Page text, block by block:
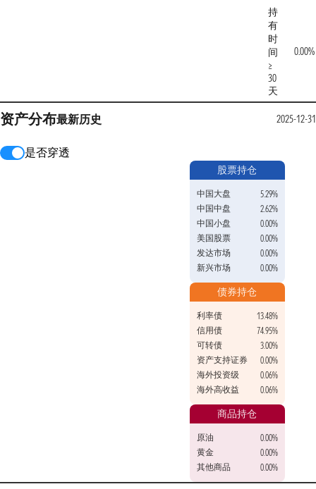
持
有
时
间
≥
30
天
0.00%
资产分布最新历史 2025-12-31
是否穿透
股票持仓
中国大盘
5.29%
中国中盘
2.62%
中国小盘
0.00%
美国股票
0.00%
发达市场
0.00%
新兴市场
0.00%
债券持仓
利率债
13.48%
信用债
74.95%
可转债
3.00%
资产支持证券
0.00%
海外投资级
0.06%
海外高收益
0.06%
商品持仓
原油
0.00%
黄金
0.00%
其他商品
0.00%